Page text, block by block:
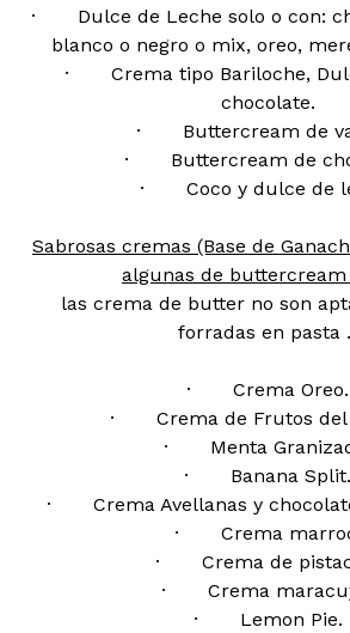
· Dulce de Leche solo o con:
blanco o negro o mix, oreo,
· Crema tipo Bariloche,
chocolate.
· Buttercream de
· Buttercream de
· Coco y dulce de
Sabrosas cremas (Base de
algunas de buttercream
las crema de butter no son
forradas en pasta
· Crema Oreo.
· Crema de Frutos del
· Menta
· Banana Split.
· Crema Avellanas y
· Crema
· Crema de
· Crema
· Lemon Pie.